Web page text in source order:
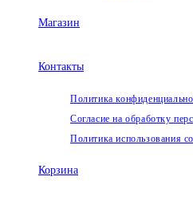
Магазин
Контакты
Политика
Согласие на обработку
Политика использования
Корзина